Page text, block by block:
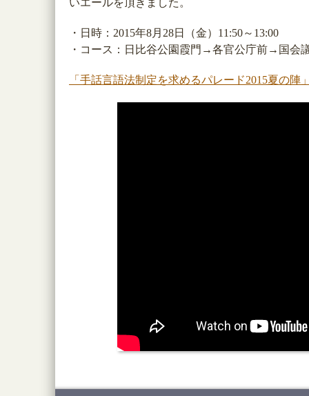
・日時：2015年8月28日（金）11:50～13:00
・コース：日比谷公園霞門→各官公庁前→国会
「手話言語法制定を求めるパレード2015夏の陣